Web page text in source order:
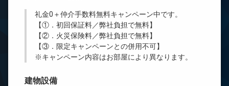
礼金0 ＋仲介手数料無料キャンペーン中です。
【①．初回保証料／弊社負担で無料】
【②．火災保険料／弊社負担で無料】
【③．限定キャンペーンとの併用不可】
※キャンペーン内容はお部屋により異なります。
建物設備